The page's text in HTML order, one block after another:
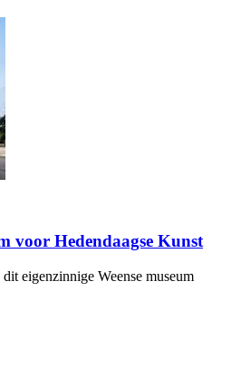
voor Hedendaagse Kunst
eigenzinnige Weense museum